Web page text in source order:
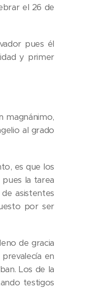
el 26 de
pues él
y primer
magnánimo,
al grado
es que los
la tarea
asistentes
por ser
de gracia
en
Los de la
testigos